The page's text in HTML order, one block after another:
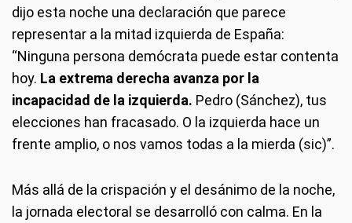
dijo esta noche una declaración que parece
representar a la mitad izquierda de España:
“Ninguna persona demócrata puede estar contenta
hoy. La extrema derecha avanza por la
incapacidad de la izquierda. Pedro (Sánchez), tus
elecciones han fracasado. O la izquierda hace un
frente amplio, o nos vamos todas a la mierda (sic)”.
Más allá de la crispación y el desánimo de la noche,
la jornada electoral se desarrolló con calma. En la